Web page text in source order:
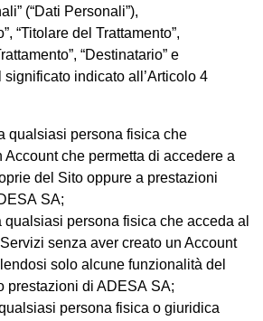
(“Dati Personali”),
“Titolare del Trattamento”,
“Destinatario” e
significato indicato all’Articolo 4
qualsiasi persona fisica che
Account che permetta di accedere a
del Sito oppure a prestazioni
SA;
qualsiasi persona fisica che acceda al
senza aver creato un Account
solo alcune funzionalità del
prestazioni di ADESA SA;
persona fisica o giuridica